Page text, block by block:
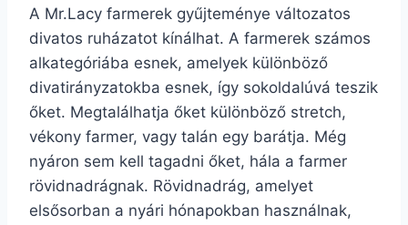
A Mr.Lacy farmerek gyűjteménye változatos
divatos ruházatot kínálhat. A farmerek számos
alkategóriába esnek, amelyek különböző
divatirányzatokba esnek, így sokoldalúvá teszik
őket. Megtalálhatja őket különböző stretch,
vékony farmer, vagy talán egy barátja. Még
nyáron sem kell tagadni őket, hála a farmer
rövidnadrágnak. Rövidnadrág, amelyet
elsősorban a nyári hónapokban használnak,